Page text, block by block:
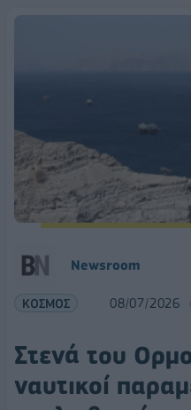
Νewsroom
ΚΟΣΜΟΣ 08/07/2026
Στενά του
ναυτικοί